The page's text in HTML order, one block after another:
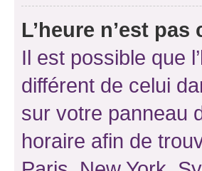
L’heure n’est pas
Il est possible que
différent de celui
sur votre panneau
horaire afin de